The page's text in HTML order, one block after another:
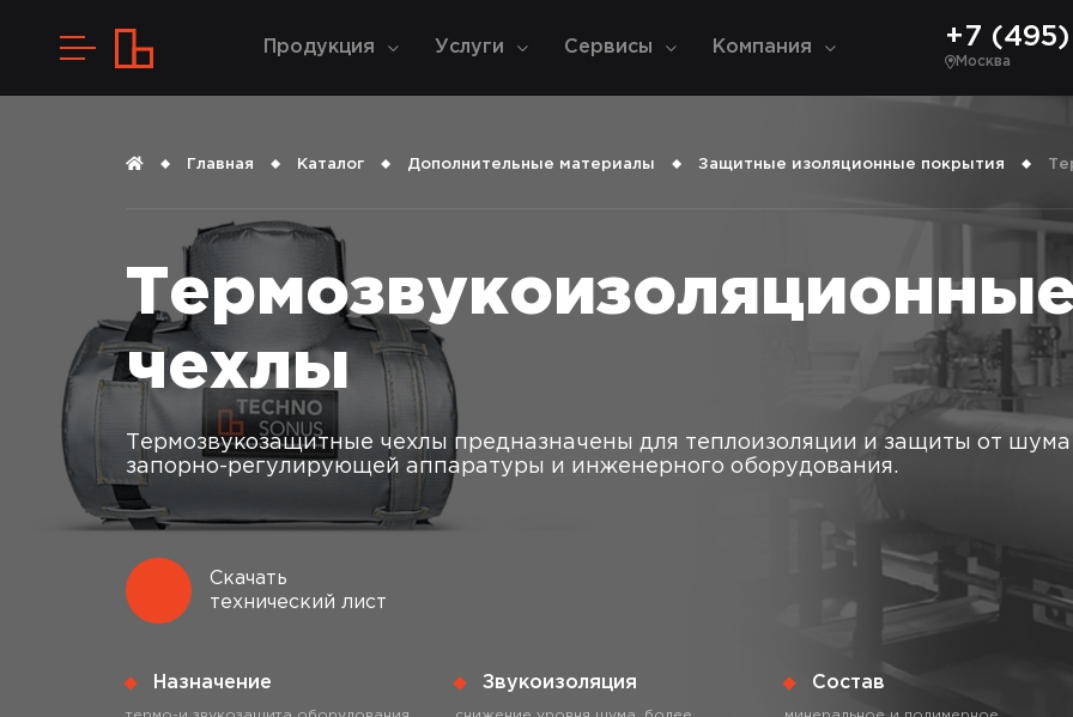
Продукция Услуги Сервисы Компания +7 (495)
Москва
Главная Каталог Дополнительные материалы Защитные изоляционные покрытия
чехлы
Термозвукозащитные чехлы предназначены для теплоизоляции и защиты от шума
запорно-регулирующей аппаратуры и инженерного оборудования.
Скачать
технический лист
Назначение Звукоизоляция Состав